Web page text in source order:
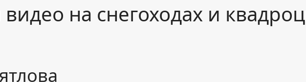
на снегоходах и